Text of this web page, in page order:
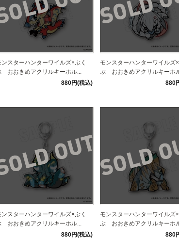
ンスターハンターワイルズ×ぶく
おおきめアクリルキーホル...
880円(税込)
モンスターハンターワイルズ×
ぶ おおきめアクリルキーホ
880
ンスターハンターワイルズ×ぶく
おおきめアクリルキーホル...
880円(税込)
モンスターハンターワイルズ×
ぶ おおきめアクリルキーホ
880